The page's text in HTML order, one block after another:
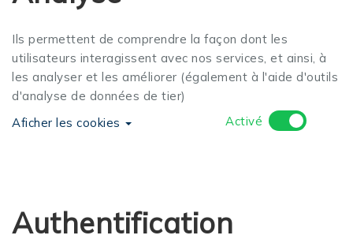
Ils permettent de comprendre la façon dont les
utilisateurs interagissent avec nos services, et ainsi, à
les analyser et les améliorer (également à l'aide d'outils
d'analyse de données de tier)
Aficher les cookies
Activé
Authentification